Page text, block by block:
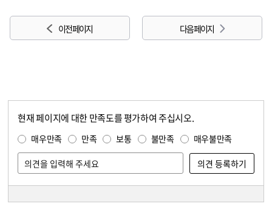
이전 페이지 다음 페이지
현재 페이지에 대한 만족도를 평가하여 주십시오.
매우만족 만족 보통 불만족 매우불만족